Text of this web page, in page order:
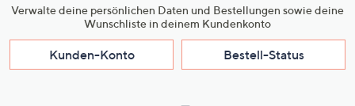
Verwalte deine persönlichen Daten und Bestellungen sowie deine
Wunschliste in deinem Kundenkonto
Kunden-Konto Bestell-Status